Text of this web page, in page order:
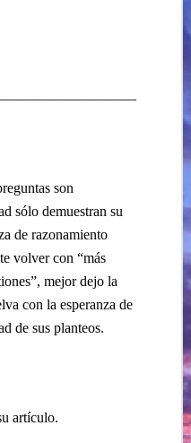
son
sólo demuestran su
de razonamiento
volver con “más
mejor dejo la
con la esperanza de
de sus planteos.
artículo.